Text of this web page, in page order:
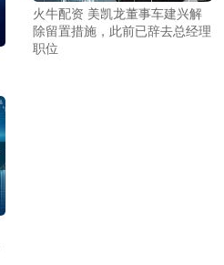
火牛配资 美凯龙董事车建兴解
除留置措施，此前已辞去总经理
职位